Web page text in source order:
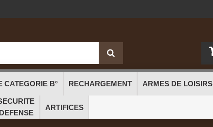
CATEGORIE B° RECHARGEMENT ARMES DE LOISIRS
DEFENSE
ARTIFICES